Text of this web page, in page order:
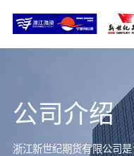
公司介绍
浙江新世纪期货有限公司